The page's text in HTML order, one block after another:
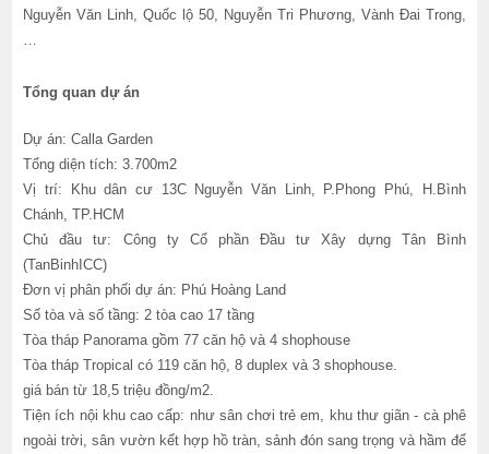
Nguyễn Văn Linh, Quốc lộ 50, Nguyễn Tri Phương, Vành Đai Trong,
…
Tổng quan dự án
Dự án: Calla Garden
Tổng diện tích: 3.700m2
Vị trí: Khu dân cư 13C Nguyễn Văn Linh, P.Phong Phú, H.Bình
Chánh, TP.HCM
Chủ đầu tư: Công ty Cổ phần Đầu tư Xây dựng Tân Bình
(TanBinhICC)
Đơn vị phân phối dự án: Phú Hoàng Land
Số tòa và số tầng: 2 tòa cao 17 tầng
Tòa tháp Panorama gồm 77 căn hộ và 4 shophouse
Tòa tháp Tropical có 119 căn hộ, 8 duplex và 3 shophouse.
giá bán từ 18,5 triệu đồng/m2.
Tiện ích nội khu cao cấp: như sân chơi trẻ em, khu thư giãn - cà phê
ngoài trời, sân vườn kết hợp hồ tràn, sảnh đón sang trọng và hầm để